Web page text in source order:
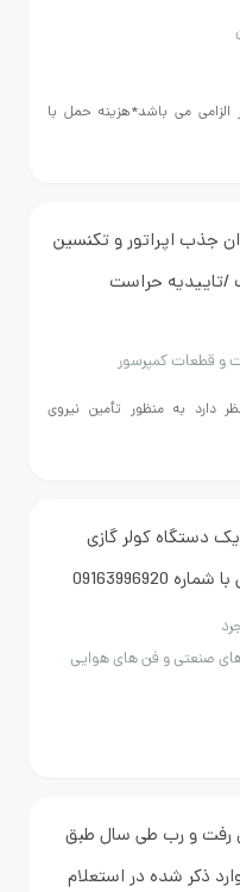
حمل با
و تکنسین
حراست
برای
هماهنگی با
تأمین نیروی
گازی
هماهنگی با شماره 09163996920
های هوایی
طی سال طبق
در استعلام